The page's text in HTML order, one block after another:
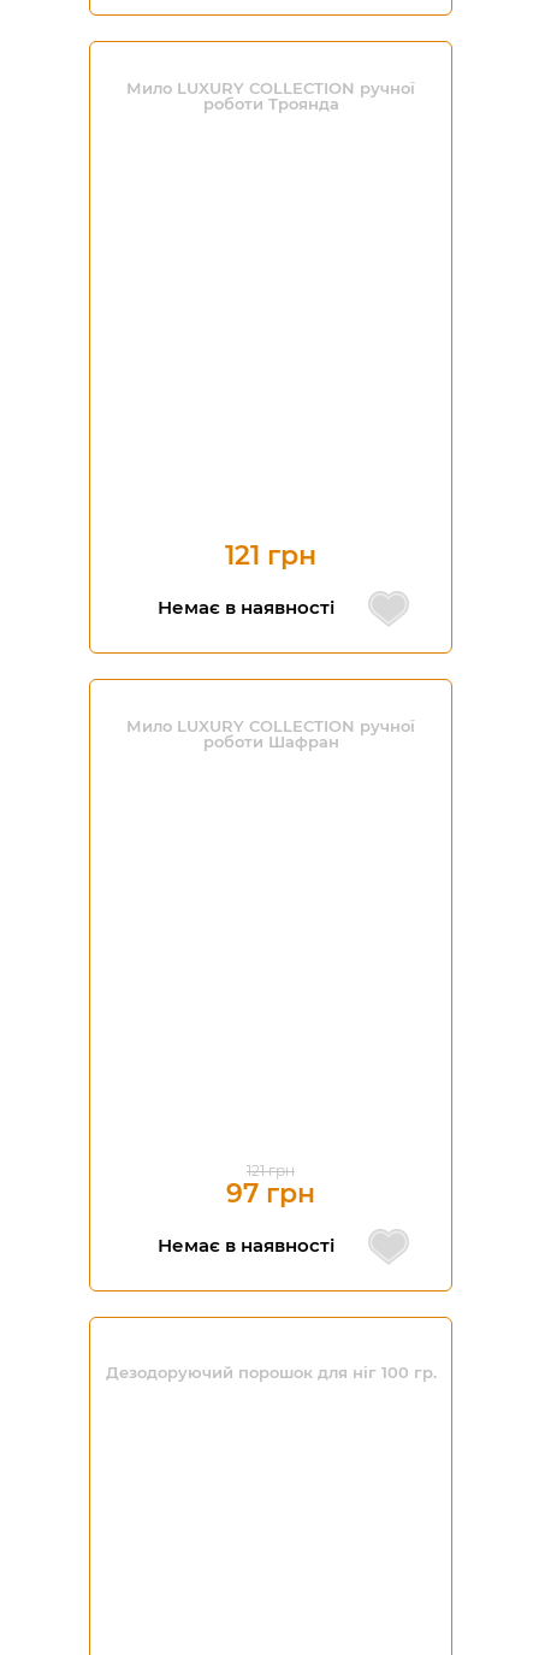
Мило LUXURY COLLECTION ручної
роботи Троянда
121 грн
Немає в наявності
Мило LUXURY COLLECTION ручної
роботи Шафран
121 грн
97 грн
Немає в наявності
Дезодоруючий порошок для ніг 100 гр.